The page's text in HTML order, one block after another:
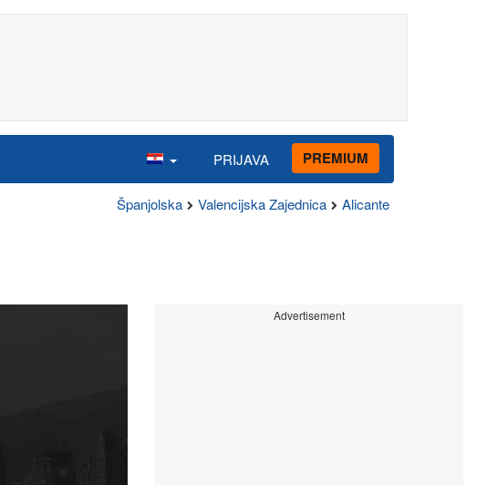
PRIJAVA PREMIUM
Španjolska Valencijska Zajednica Alicante
Advertisement